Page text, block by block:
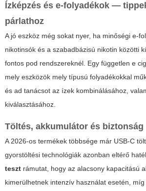
Ízképzés és e-folyadékok —
párlathoz
A jó eszköz még sokat nyer, ha minőségi e-
nikotinsók és a szabadbázisú nikotin közötti
fontos pod rendszereknél. Egy független e
mely eszközök mely típusú folyadékokkal
és ad tanácsot az ízek kombinálásához,
kiválasztásához.
Töltés, akkumulátor és biztonság
A 2026-os termékek többsége már USB-C
gyorstöltési technológiák azonban eltérő
teszt rámutat, hogy az alacsony kapacitású
kimerülhetnek intenzív használat esetén,